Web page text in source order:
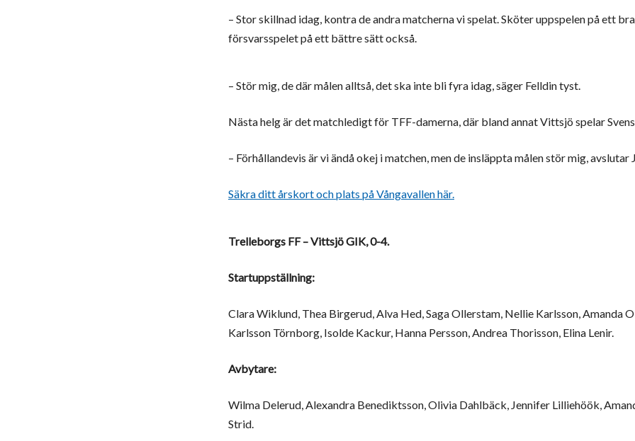
– Stor skillnad idag, kontra de andra matcherna vi spelat. Sköter uppspelen på ett
försvarsspelet på ett bättre sätt också.
– Stör mig, de där målen alltså, det ska inte bli fyra idag, säger Felldin tyst.
Nästa helg är det matchledigt för TFF-damerna, där bland annat Vittsjö spelar
– Förhållandevis är vi ändå okej i matchen, men de insläppta målen stör mig, avslutar
Säkra ditt årskort och plats på Vångavallen här.
Trelleborgs FF – Vittsjö GIK, 0-4.
Startuppställning:
Clara Wiklund, Thea Birgerud, Alva Hed, Saga Ollerstam, Nellie Karlsson, Amanda
Karlsson Törnborg, Isolde Kackur, Hanna Persson, Andrea Thorisson, Elina Lenir.
Avbytare:
Wilma Delerud, Alexandra Benediktsson, Olivia Dahlbäck, Jennifer Lilliehöök,
Strid.